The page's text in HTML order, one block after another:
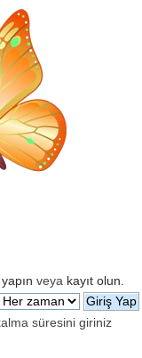
veya kayıt olun
süresini giriniz